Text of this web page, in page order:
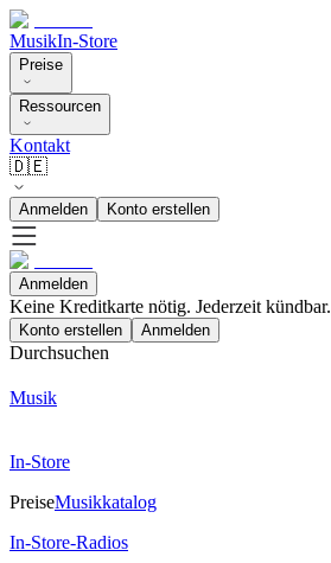
MusikIn-Store
Preise
Ressourcen
Kontakt
🇩🇪
Anmelden Konto erstellen
Anmelden
Keine Kreditkarte nötig. Jederzeit kündbar.
Konto erstellen Anmelden
Durchsuchen
Musik
In-Store
PreiseMusikkatalog
In-Store-Radios